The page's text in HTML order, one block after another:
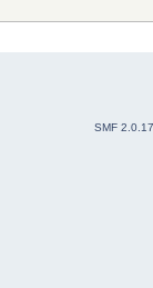
SMF 2.0.17